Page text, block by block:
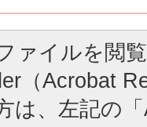
ァイルを閲
（Acrobat
は、左記の